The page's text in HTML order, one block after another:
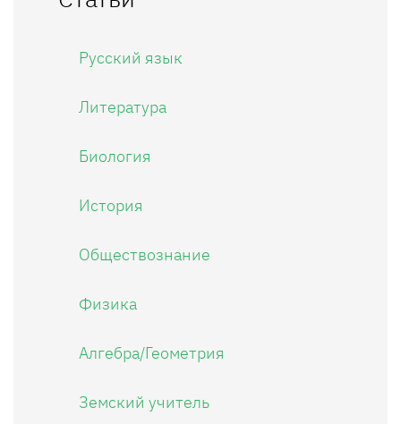
Русский язык
Литература
Биология
История
Обществознание
Физика
Алгебра/Геометрия
Земский учитель